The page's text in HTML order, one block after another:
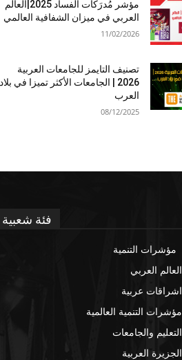
مؤشر مُدرَكات الفساد 2025|العالم
العربي في ميزان الشفافية العالمي
11/02/2026
تصنيف التايمز للجامعات العربية
2026 | الجامعات الأكثر تميزا في بلاد
العرب
08/12/2025
فئة شعبية
مؤشرات التنمية
العالم العربي
اشراقات عربية
مؤشرات التنمية العالمية
التعليم والجامعات
الجزيرة العربية